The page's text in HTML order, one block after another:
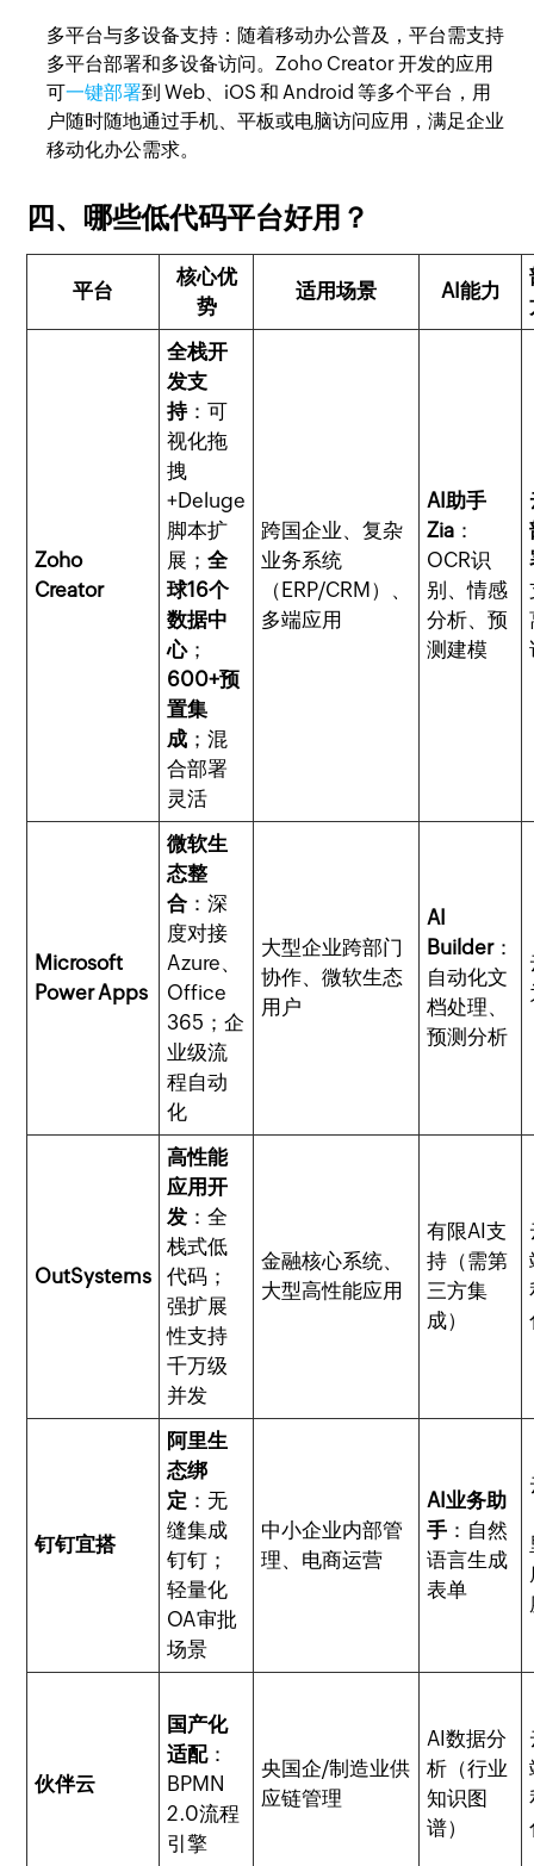
多平台与多设备支持 ：随着移动办公普及，平台需支持
多平台部署和多设备访问。Zoho Creator 开发的应用
可一键部署到 Web、iOS 和 Android 等多个平台，用
户随时随地通过手机、平板或电脑访问应用，满足企业
移动化办公需求。
四、哪些低代码平台好用？
平台
核心优
势
适用场景 AI能力
Zoho
Creator
全栈开
发支
持：可
视化拖
拽
+Deluge
脚本扩
展；全
球16个
数据中
心；
600+预
置集
成 ；混
合部署
灵活
跨国企业、复杂
业务系统
（ERP/CRM）、
多端应用
AI助手
Zia ：
OCR识
别、情感
分析、预
测建模
Microsoft
Power Apps
微软生
态整
合 ：深
度对接
Azure、
Office
365；企
业级流
程自动
化
大型企业跨部门
协作、微软生态
用户
AI
Builder：
自动化文
档处理、
预测分析
OutSystems
高性能
应用开
发 ：全
栈式低
代码；
强扩展
性支持
千万级
并发
金融核心系统、
大型高性能应用
有限AI支
持（需第
三方集
成）
钉钉宜搭
阿里生
态绑
定 ：无
缝集成
钉钉；
轻量化
OA审批
场景
中小企业内部管
理、电商运营
AI业务助
手 ：自然
语言生成
表单
伙伴云
国产化
适配：
BPMN
2.0流程
引擎
央国企/制造业供
应链管理
AI数据分
析（行业
知识图
谱）